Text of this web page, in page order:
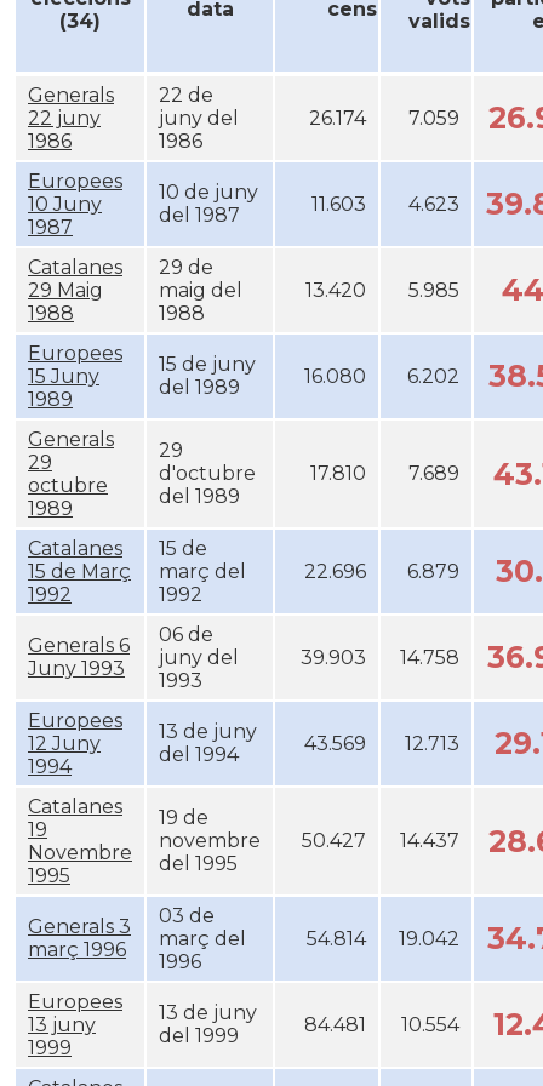
(34)
data cens
valids
Generals
22 juny
1986
22 de
juny del
1986
26.174 7.059
Europees
10 Juny
1987
10 de juny
del 1987
11.603 4.623
Catalanes
29 Maig
1988
29 de
maig del
1988
13.420 5.985
Europees
15 Juny
1989
15 de juny
del 1989
16.080 6.202
Generals
29
octubre
1989
29
d'octubre
del 1989
17.810 7.689
Catalanes
15 de Març
1992
15 de
març del
1992
22.696 6.879
Generals 6
Juny 1993
06 de
juny del
1993
39.903 14.758
Europees
12 Juny
1994
13 de juny
del 1994
43.569 12.713
Catalanes
19
Novembre
1995
19 de
novembre
del 1995
50.427 14.437
Generals 3
març 1996
03 de
març del
1996
54.814 19.042
Europees
13 juny
1999
13 de juny
del 1999
84.481 10.554